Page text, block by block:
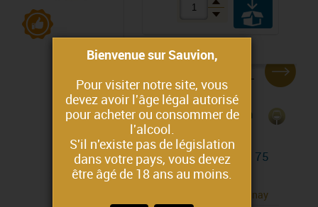
EN DÉTAIL
Tradition de Sauvion
- Crémant de Loire
Chenin Blanc
Chardonnay - Brut - 75
cl
Chenin Blanc et Chardonnay
Bienvenue sur Sauvion,
Pour visiter notre site, vous
devez avoir l'âge légal autorisé
pour acheter ou consommer de
l'alcool.
S'il n'existe pas de législation
dans votre pays, vous devez
être âgé de 18 ans au moins.